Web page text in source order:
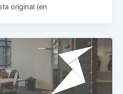
original (en